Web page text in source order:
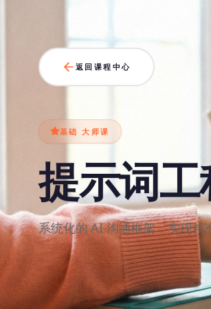
返回课程中心
基础 大师课
提示词
系统化的 AI 沟通框架，实现精